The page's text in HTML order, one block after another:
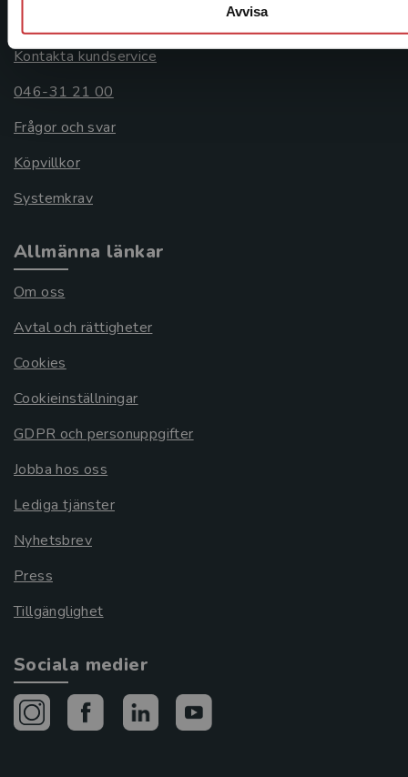
Avvisa
Kontakta kundservice
046-31 21 00
Frågor och svar
Köpvillkor
Systemkrav
Allmänna länkar
Om oss
Avtal och rättigheter
Cookies
Cookieinställningar
GDPR och personuppgifter
Jobba hos oss
Lediga tjänster
Nyhetsbrev
Press
Tillgänglighet
Sociala medier